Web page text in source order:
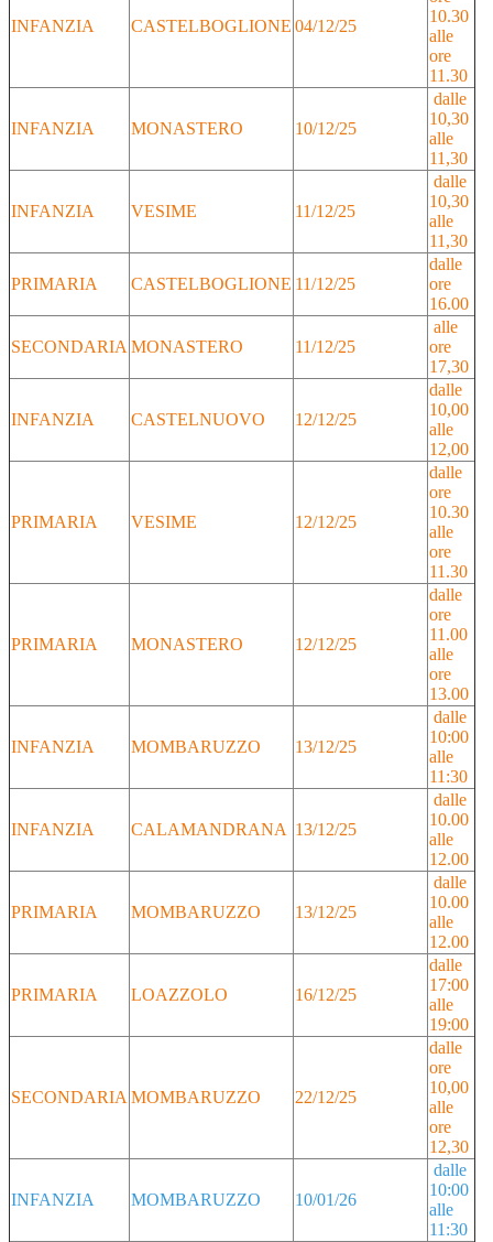
INFANZIA CASTELBOGLIONE 04/12/25
10.30
alle
ore
11.30
INFANZIA MONASTERO 10/12/25
dalle
10,30
alle
11,30
INFANZIA VESIME 11/12/25
dalle
10,30
alle
11,30
PRIMARIA CASTELBOGLIONE 11/12/25
dalle
ore
16.00
SECONDARIA MONASTERO 11/12/25
alle
ore
17,30
INFANZIA CASTELNUOVO 12/12/25
dalle
10,00
alle
12,00
PRIMARIA VESIME 12/12/25
dalle
ore
10.30
alle
ore
11.30
PRIMARIA MONASTERO 12/12/25
dalle
ore
11.00
alle
ore
13.00
INFANZIA MOMBARUZZO 13/12/25
dalle
10:00
alle
11:30
INFANZIA CALAMANDRANA 13/12/25
dalle
10.00
alle
12.00
PRIMARIA MOMBARUZZO 13/12/25
dalle
10.00
alle
12.00
PRIMARIA LOAZZOLO 16/12/25
dalle
17:00
alle
19:00
SECONDARIA MOMBARUZZO 22/12/25
dalle
ore
10,00
alle
ore
12,30
INFANZIA MOMBARUZZO 10/01/26
dalle
10:00
alle
11:30